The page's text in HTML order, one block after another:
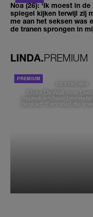
Noa (26): 'Ik moest in de
spiegel kijken terwijl zij
me aan het seksen was
de tranen sprongen in
LINDA.PREMIUM
DE STAD VAN
Elske DeWall over
muziek en haar favoriete
de stad: 'Een stad die